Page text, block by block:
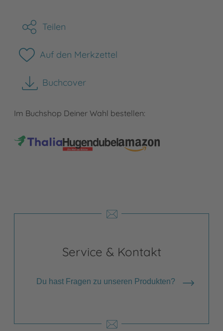
Teilen
Auf den Merkzettel
Buchcover
herunterladen
Im Buchshop Deiner Wahl bestellen:
Service & Kontakt
Du hast Fragen zu unseren Produkten?